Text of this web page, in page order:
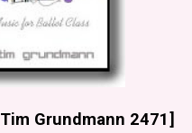
Tim Grundmann 2471]